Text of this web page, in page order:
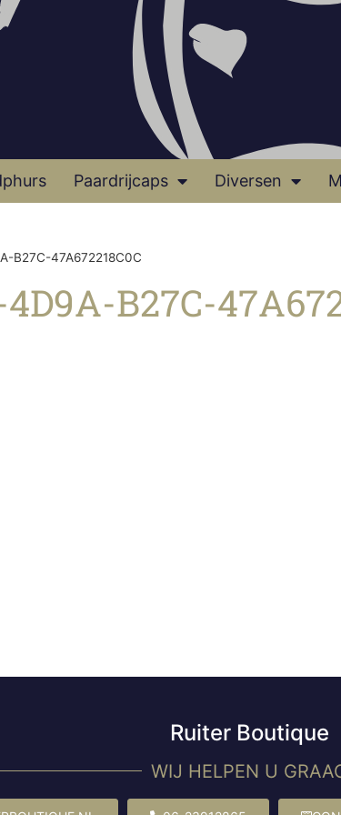
Paardrijcaps Diversen
B27C-47A672218C0C
4D9A-B27C-
Ruiter Boutique
WIJ HELPEN U